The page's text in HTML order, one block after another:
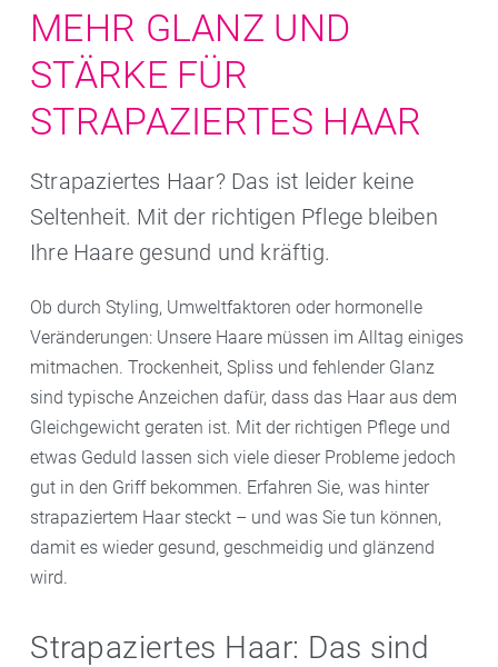
MEHR GLANZ UND
STÄRKE FÜR
STRAPAZIERTES HAAR
Strapaziertes Haar? Das ist leider keine
Seltenheit. Mit der richtigen Pflege bleiben
Ihre Haare gesund und kräftig.
Ob durch Styling, Umweltfaktoren oder hormonelle
Veränderungen: Unsere Haare müssen im Alltag einiges
mitmachen. Trockenheit, Spliss und fehlender Glanz
sind typische Anzeichen dafür, dass das Haar aus dem
Gleichgewicht geraten ist. Mit der richtigen Pflege und
etwas Geduld lassen sich viele dieser Probleme jedoch
gut in den Griff bekommen. Erfahren Sie, was hinter
strapaziertem Haar steckt – und was Sie tun können,
damit es wieder gesund, geschmeidig und glänzend
wird.
Strapaziertes Haar: Das sind